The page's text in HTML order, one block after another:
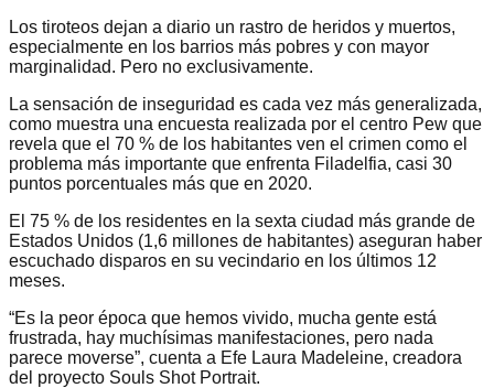
Los tiroteos dejan a diario un rastro de heridos y muertos,
especialmente en los barrios más pobres y con mayor
marginalidad. Pero no exclusivamente.
La sensación de inseguridad es cada vez más generalizada,
como muestra una encuesta realizada por el centro Pew que
revela que el 70 % de los habitantes ven el crimen como el
problema más importante que enfrenta Filadelfia, casi 30
puntos porcentuales más que en 2020.
El 75 % de los residentes en la sexta ciudad más grande de
Estados Unidos (1,6 millones de habitantes) aseguran haber
escuchado disparos en su vecindario en los últimos 12
meses.
“Es la peor época que hemos vivido, mucha gente está
frustrada, hay muchísimas manifestaciones, pero nada
parece moverse”, cuenta a Efe Laura Madeleine, creadora
del proyecto Souls Shot Portrait.